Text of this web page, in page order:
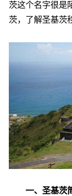
茨这个名字很是
茨，了解圣基茨
一、圣基茨